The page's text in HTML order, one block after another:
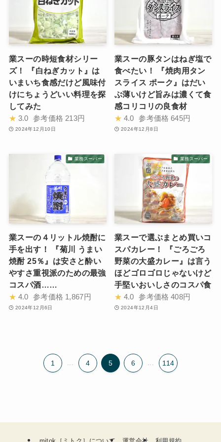
業スーの時短食材シリー
ズ！ 『白ねぎカット』は
いまいち食感だけど風味付
けにちょうどいい料理を探
してみた
★ 3.0 参考価格 213円
2024年12月10日
業スーの豚タンはねぎ塩で
食べたい！ 『焼肉用タン
スライス ポーク』はだい
ぶ薄いけど旨みは濃くて食
感コリコリの良食材
★ 4.0 参考価格 645円
2024年12月8日
業務スーパー
業スーの４リットル焼酎に
手を出す！ 『菊川 うまい
焼酎 25％』は安さと酔い
やすさ重視派のための最強
コスパ酒……
★ 4.0 参考価格 1,867円
2024年12月6日
業務スーパー
業スーで選ぶまとめ買いコ
スパカレー！ 『ごろごろ
野菜の大盛カレー』は言う
ほどゴロゴロじゃないけど
手堅いおいしさのコスパ食
★ 4.0 参考価格 408円
2024年12月4日
1 4 5 6 114